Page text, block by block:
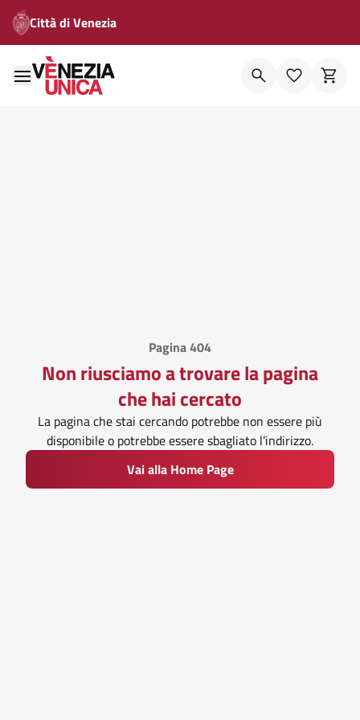
Città di Venezia
Pagina 404
Non riusciamo a trovare la pagina
che hai cercato
La pagina che stai cercando potrebbe non essere più
disponibile o potrebbe essere sbagliato l’indirizzo.
Vai alla Home Page